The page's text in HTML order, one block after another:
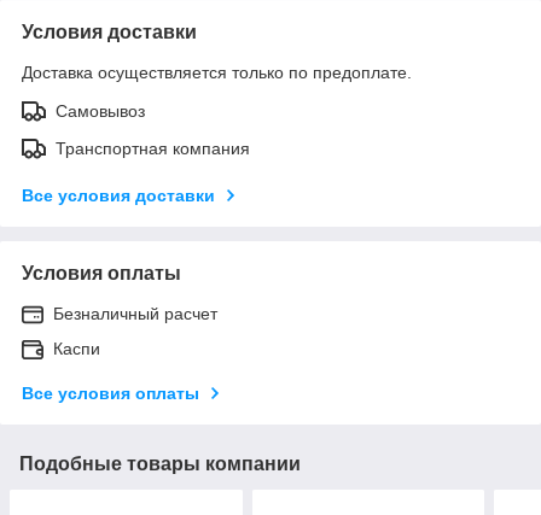
Условия доставки
Доставка осуществляется только по предоплате.
Самовывоз
Транспортная компания
Все условия доставки
Условия оплаты
Безналичный расчет
Каспи
Все условия оплаты
Подобные товары компании